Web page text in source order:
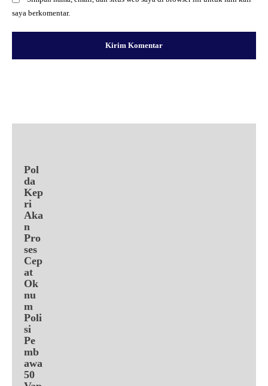
saya berkomentar.
Pol
da
Kep
ri
Aka
n
Pro
ses
Cep
at
Ok
nu
m
Poli
si
Pe
mb
awa
50